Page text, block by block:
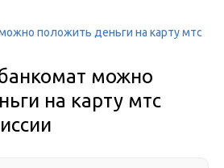
положить деньги на карту мтс
можно
на карту мтс